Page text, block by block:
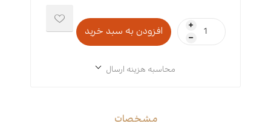
i
h
محاسبه هزینه ارسال
مشخصات